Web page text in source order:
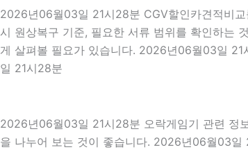
2026년06월03일 21시28분 CGV할인카견적비
시 원상복구 기준, 필요한 서류 범위를 확인하는
게 살펴볼 필요가 있습니다. 2026년06월03일
일 21시28분
2026년06월03일 21시28분 오락게임기 관련 정
을 나누어 보는 것이 좋습니다. 2026년06월03일